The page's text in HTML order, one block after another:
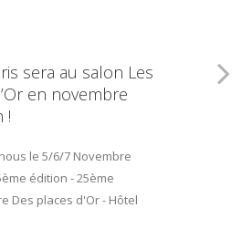
sera au salon Les
en novembre
!
le 5/6/7 Novembre
édition - 25ème
Des places d'Or - Hôtel